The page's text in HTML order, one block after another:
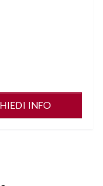
INFO